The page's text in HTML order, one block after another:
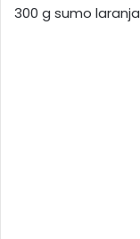
300 g sumo laranja